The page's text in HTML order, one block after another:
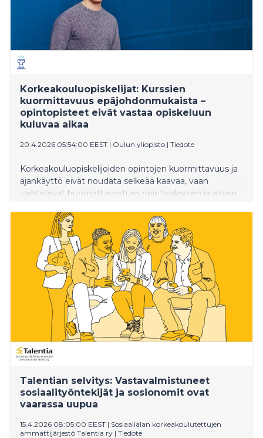
Korkeakouluopiskelijat: Kurssien
kuormittavuus epäjohdonmukaista –
opintopisteet eivät vastaa opiskeluun
kuluvaa aikaa
20.4.2026 05:54:00 EEST | Oulun yliopisto | Tiedote
Korkeakouluopiskelijoiden opintojen kuormittavuus ja
ajankäyttö eivät noudata selkeää kaavaa, vaan
vaihtelevat huomattavasti eri opintojaksojen ja alojen
todellista työmäärää, kertoo Oulun yliopiston uusi
väitöstutkimus.
Talentian selvitys: Vastavalmistuneet
sosiaalityöntekijät ja sosionomit ovat
vaarassa uupua
15.4.2026 08:05:00 EEST | Sosiaalialan korkeakoulutettujen
ammattijärjestö Talentia ry | Tiedote